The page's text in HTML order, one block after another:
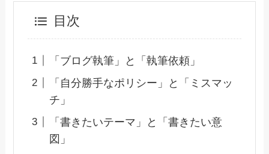
目次
「ブログ執筆」と「執筆依頼」
「自分勝手なポリシー」と「ミスマッ
チ」
「書きたいテーマ」と「書きたい意
図」